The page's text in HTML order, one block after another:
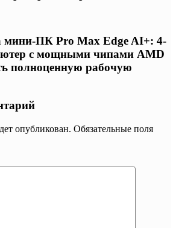
мини-ПК Pro Max Edge AI+: 4-
с мощными чипами AMD
полноценную рабочую
опубликован. Обязательные поля